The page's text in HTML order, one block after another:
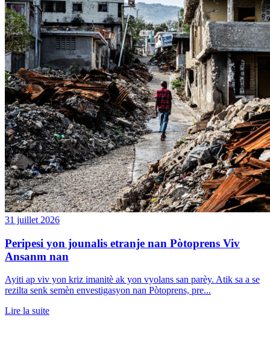
31 juillet 2026
Peripesi yon jounalis etranje nan Pòtoprens Viv
Ansanm nan
Ayiti ap viv yon kriz imanitè ak yon vyolans san parèy. Atik sa a se
rezilta senk semèn envestigasyon nan Pòtoprens, pre...
Lire la suite